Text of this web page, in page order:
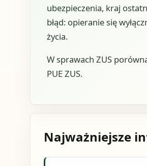
ubezpieczenia, kraj
błąd: opieranie się
życia.
W sprawach ZUS
PUE ZUS.
Najważniejsze